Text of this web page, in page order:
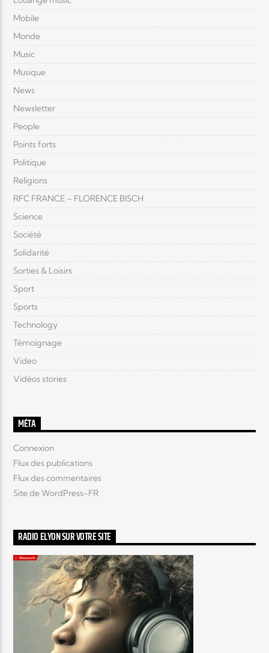
Mobile
Monde
Music
Musique
News
Newsletter
People
Points forts
Politique
Religions
RFC FRANCE – FLORENCE BISCH
Science
Société
Solidarité
Sorties & Loisirs
Sport
Sports
Technology
Témoignage
Video
Vidéos stories
MÉTA
Connexion
Flux des publications
Flux des commentaires
Site de WordPress-FR
RADIO ELYON SUR VOTRE SITE